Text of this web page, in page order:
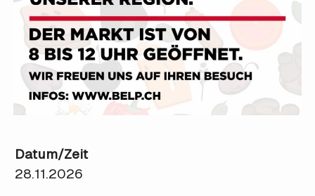
Datum/Zeit
28.11.2026